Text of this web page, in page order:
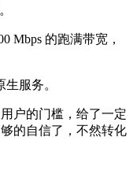
Mbps 的跑满带宽，
服务。
户的门槛，给了一定
的自信了，不然转化